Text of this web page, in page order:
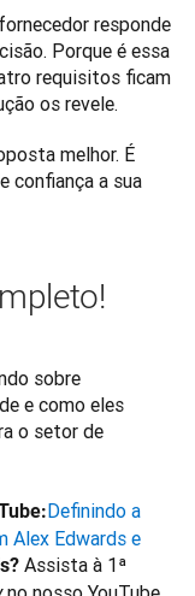
responde
Porque é essa
requisitos ficam
os revele.
melhor. É
confiança a sua
sobre
e como eles
o setor de
Definindo a
Alex Edwards e
Assista à 1ª